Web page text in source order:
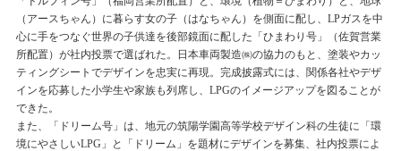
（アースちゃん）に暮らす女の子（はなちゃん）を側面に配し、LPガスを中
心に手をつなぐ世界の子供達を後部鏡面に配した「ひまわり号」（佐賀営業
所配置）が社内投票で選ばれた。日本車両製造㈱の協力のもと、塗装やカッ
ティングシートでデザインを忠実に再現。完成披露式には、関係各社やデザ
インを応募した小学生や家族も列席し、LPGのイメージアップを図ることが
できた。
また、「ドリーム号」は、地元の筑陽学園高等学校デザイン科の生徒に「環
境にやさしいLPG」と「ドリーム」を題材にデザインを募集、社内投票によ